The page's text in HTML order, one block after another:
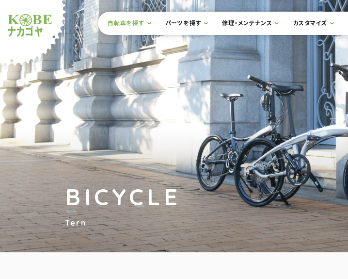
ショップナカゴヤ
サイト内メニュー
本文までスキップ
自転車を探す パーツを探す 修理・メンテナンス カスタマイズ
BICYCLE
Tern